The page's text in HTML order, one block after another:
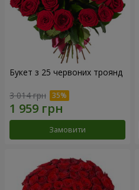
Букет з 25 червоних троянд
3 014 грн
Замовити